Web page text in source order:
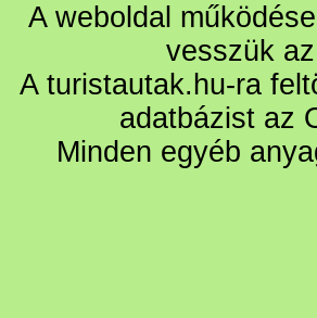
A weboldal
vesszük
A turistautak.hu-ra
adatbázist az
Minden egyéb